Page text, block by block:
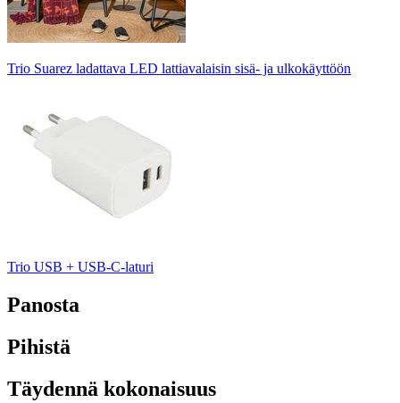
Trio Suarez ladattava LED lattiavalaisin sisä- ja ulkokäyttöön
Trio USB + USB-C-laturi
Panosta
Pihistä
Täydennä kokonaisuus